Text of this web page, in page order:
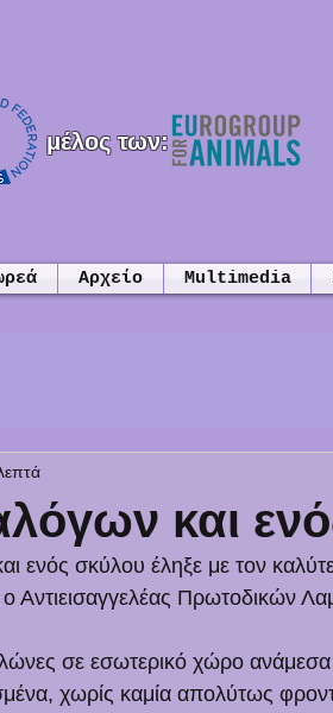
μέλος των:
Αρχείο Multimedia
και
ενός σκύλου έληξε με τον
ο Αντιεισαγγελέας Πρωτοδικών
σε εσωτερικό χώρο
χωρίς καμία απολύτως